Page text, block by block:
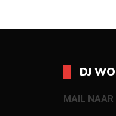
DJ
MAIL NAAR